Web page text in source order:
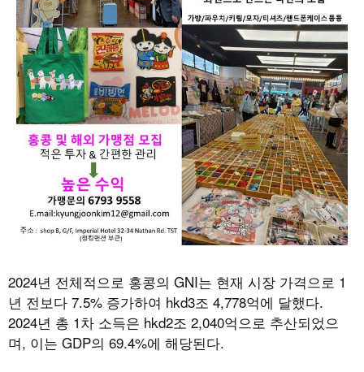
2024년 전체적으로 홍콩의 GNI는 현재 시장 가격으로 1
년 전보다 7.5% 증가하여 hkd3조 4,778억에 달했다.
2024년 총 1차 소득은 hkd2조 2,040억으로 추산되었으
며, 이는 GDP의 69.4%에 해당된다.